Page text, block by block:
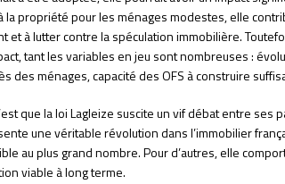
la propriété pour les ménages modestes, elle
et à lutter contre la spéculation immobilière.
tant les variables en jeu sont nombreuses :
des ménages, capacité des OFS à construire
que la loi Lagleize suscite un vif débat entre ses
une véritable révolution dans l’immobilier
au plus grand nombre. Pour d’autres, elle
viable à long terme.